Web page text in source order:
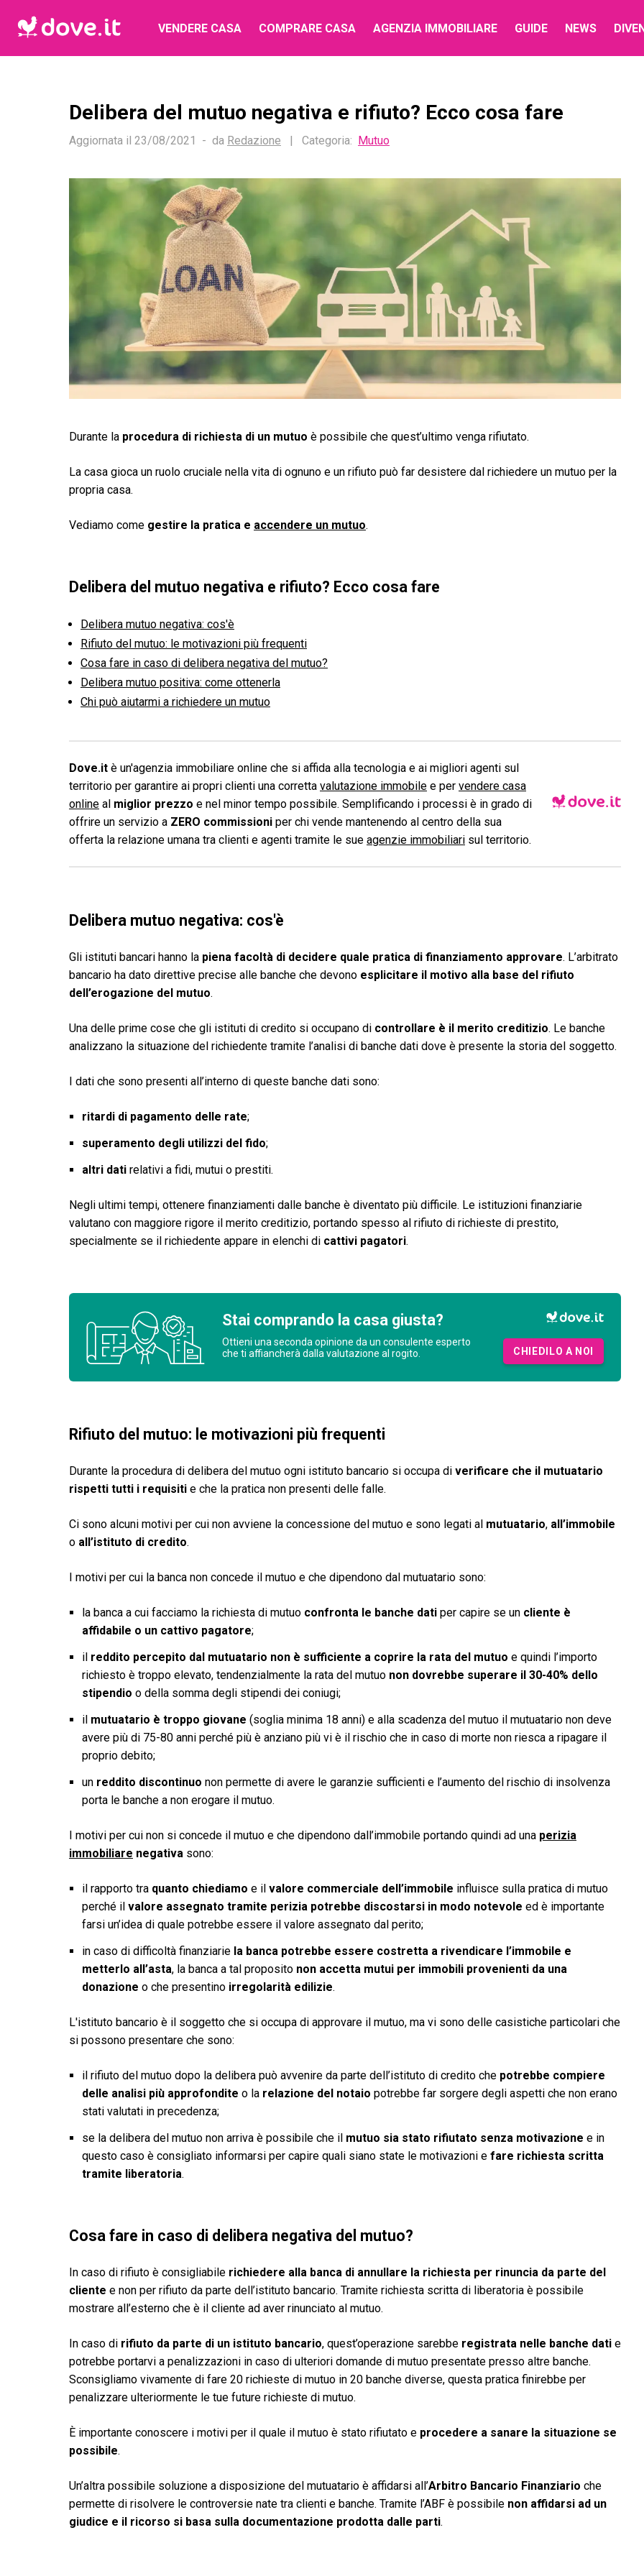
VENDERE CASA COMPRARE CASA AGENZIA IMMOBILIARE GUIDE NEWS
Delibera del mutuo negativa e rifiuto? Ecco cosa fare
Aggiornata il 23/08/2021 da Redazione | Categoria: Mutuo
Durante la procedura di richiesta di un mutuo è possibile che quest’ultimo venga rifiutato.
La casa gioca un ruolo cruciale nella vita di ognuno e un rifiuto può far desistere dal richiedere un mutuo per la
propria casa.
Vediamo come gestire la pratica e accendere un mutuo.
Delibera del mutuo negativa e rifiuto? Ecco cosa fare
Delibera mutuo negativa: cos'è
Rifiuto del mutuo: le motivazioni più frequenti
Cosa fare in caso di delibera negativa del mutuo?
Delibera mutuo positiva: come ottenerla
Chi può aiutarmi a richiedere un mutuo
Dove.it è un'agenzia immobiliare online che si affida alla tecnologia e ai migliori agenti sul
territorio per garantire ai propri clienti una corretta valutazione immobile e per vendere casa
online al miglior prezzo e nel minor tempo possibile. Semplificando i processi è in grado di
offrire un servizio a ZERO commissioni per chi vende mantenendo al centro della sua
offerta la relazione umana tra clienti e agenti tramite le sue agenzie immobiliari sul territorio.
Delibera mutuo negativa: cos'è
Gli istituti bancari hanno la piena facoltà di decidere quale pratica di finanziamento approvare. L’arbitrato
bancario ha dato direttive precise alle banche che devono esplicitare il motivo alla base del rifiuto
dell’erogazione del mutuo.
Una delle prime cose che gli istituti di credito si occupano di controllare è il merito creditizio. Le banche
analizzano la situazione del richiedente tramite l’analisi di banche dati dove è presente la storia del soggetto.
I dati che sono presenti all’interno di queste banche dati sono:
ritardi di pagamento delle rate;
superamento degli utilizzi del fido;
altri datirelativi a fidi, mutui o prestiti.
Negli ultimi tempi, ottenere finanziamenti dalle banche è diventato più difficile. Le istituzioni finanziarie
valutano con maggiore rigore il merito creditizio, portando spesso al rifiuto di richieste di prestito,
specialmente se il richiedente appare in elenchi di cattivi pagatori.
Stai comprando la casa giusta?
Ottieni una seconda opinione da un consulente esperto
che ti affiancherà dalla valutazione al rogito.
CHIEDILO A NOI
Rifiuto del mutuo: le motivazioni più frequenti
Durante la procedura di delibera del mutuo ogni istituto bancario si occupa di verificare che il mutuatario
rispetti tutti i requisiti e che la pratica non presenti delle falle.
Ci sono alcuni motivi per cui non avviene la concessione del mutuo e sono legati al mutuatario, all’immobile
o all’istituto di credito.
I motivi per cui la banca non concede il mutuo e che dipendono dal mutuatario sono:
la banca a cui facciamo la richiesta di mutuo confronta le banche datiper capire se un cliente è
affidabile o un cattivo pagatore;
il reddito percepito dal mutuatario non è sufficiente a coprire la rata del mutuo e quindi l’importo
richiesto è troppo elevato, tendenzialmente la rata del mutuo non dovrebbe superare il 30-40% dello
stipendio o della somma degli stipendi dei coniugi;
il mutuatario è troppo giovane (soglia minima 18 anni) e alla scadenza del mutuo il mutuatario non deve
avere più di 75-80 anni perché più è anziano più vi è il rischio che in caso di morte non riesca a ripagare il
proprio debito;
un reddito discontinuo non permette di avere le garanzie sufficienti e l’aumento del rischio di insolvenza
porta le banche a non erogare il mutuo.
I motivi per cui non si concede il mutuo e che dipendono dall’immobile portando quindi ad una perizia
immobiliare negativa sono:
il rapporto tra quanto chiediamo e il valore commerciale dell’immobile influisce sulla pratica di mutuo
perché il valore assegnato tramite perizia potrebbe discostarsi in modo notevole ed è importante
farsi un’idea di quale potrebbe essere il valore assegnato dal perito;
in caso di difficoltà finanziarie la banca potrebbe essere costretta a rivendicare l’immobile e
metterlo all’asta, la banca a tal proposito non accetta mutui per immobili provenienti da una
donazione o che presentino irregolarità edilizie.
L'istituto bancario è il soggetto che si occupa di approvare il mutuo, ma vi sono delle casistiche particolari che
si possono presentare che sono:
il rifiuto del mutuo dopo la delibera può avvenire da parte dell’istituto di credito che potrebbe compiere
delle analisi più approfondite o la relazione del notaio potrebbe far sorgere degli aspetti che non erano
stati valutati in precedenza;
se la delibera del mutuo non arriva è possibile che il mutuo sia stato rifiutato senza motivazione e in
questo caso è consigliato informarsi per capire quali siano state le motivazioni e fare richiesta scritta
tramite liberatoria.
Cosa fare in caso di delibera negativa del mutuo?
In caso di rifiuto è consigliabile richiedere alla banca di annullare la richiesta per rinuncia da parte del
cliente e non per rifiuto da parte dell’istituto bancario. Tramite richiesta scritta di liberatoria è possibile
mostrare all’esterno che è il cliente ad aver rinunciato al mutuo.
In caso di rifiuto da parte di un istituto bancario, quest’operazione sarebbe registrata nelle banche dati e
potrebbe portarvi a penalizzazioni in caso di ulteriori domande di mutuo presentate presso altre banche.
Sconsigliamo vivamente di fare 20 richieste di mutuo in 20 banche diverse, questa pratica finirebbe per
penalizzare ulteriormente le tue future richieste di mutuo.
È importante conoscere i motivi per il quale il mutuo è stato rifiutato e procedere a sanare la situazione se
possibile.
Un’altra possibile soluzione a disposizione del mutuatario è affidarsi all’Arbitro Bancario Finanziario che
permette di risolvere le controversie nate tra clienti e banche. Tramite l’ABF è possibile non affidarsi ad un
giudice e il ricorso si basa sulla documentazione prodotta dalle parti.